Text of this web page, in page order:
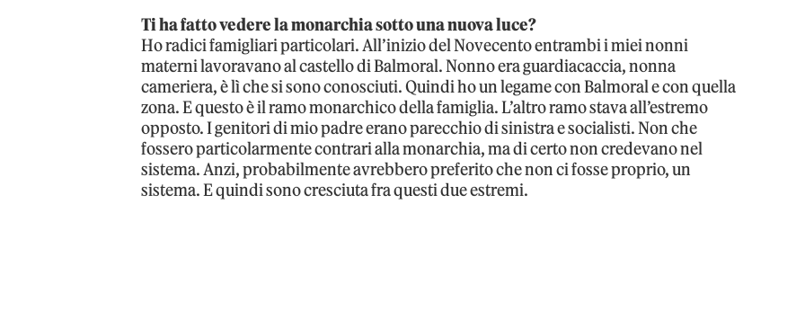
Ti ha fatto vedere la monarchia sotto una nuova luce?
Ho radici famigliari particolari. All’inizio del Novecento entrambi i miei nonni
materni lavoravano al castello di Balmoral. Nonno era guardiacaccia, nonna
cameriera, è lì che si sono conosciuti. Quindi ho un legame con Balmoral e con quella
zona. E questo è il ramo monarchico della famiglia. L’altro ramo stava all’estremo
opposto. I genitori di mio padre erano parecchio di sinistra e socialisti. Non che
fossero particolarmente contrari alla monarchia, ma di certo non credevano nel
sistema. Anzi, probabilmente avrebbero preferito che non ci fosse proprio, un
sistema. E quindi sono cresciuta fra questi due estremi.